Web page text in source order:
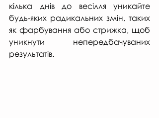
кілька днів до весілля уникайте
будь-яких радикальних змін, таких
як фарбування або стрижка, щоб
уникнути непередбачуваних
результатів.